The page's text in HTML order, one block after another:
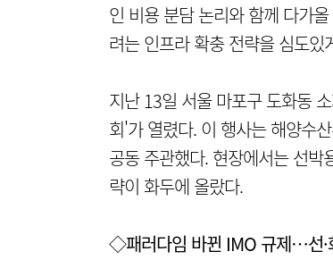
인 비용 분담 논리와 함께 다가
려는 인프라 확충 전략을 심도있
지난 13일 서울 마포구 도화동
회'가 열렸다. 이 행사는 해양수
공동 주관했다. 현장에서는 선
략이 화두에 올랐다.
◇패러다임 바뀐 IMO 규제…선·